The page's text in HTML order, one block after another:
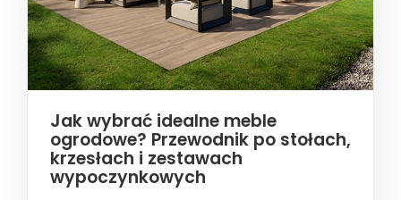
Jak wybrać idealne meble
ogrodowe? Przewodnik po stołach,
krzesłach i zestawach
wypoczynkowych